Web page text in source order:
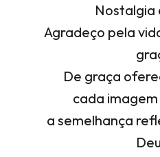
Nostalgia
Agradeço pela
De graça
cada
a semelhança